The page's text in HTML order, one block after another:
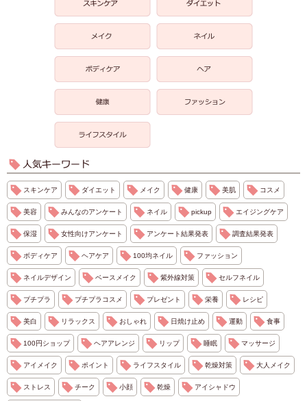
スキンケア ダイエット メイク 健康 美肌 コスメ
美容 みんなのアンケート ネイル pickup エイジングケア
保湿 女性向けアンケート アンケート結果発表 調査結果発表
ボディケア ヘアケア 100均ネイル ファッション
ネイルデザイン ベースメイク 紫外線対策 セルフネイル
プチプラ プチプラコスメ プレゼント 栄養 レシピ
美白 リラックス おしゃれ 日焼け止め 運動 食事
100円ショップ ヘアアレンジ リップ 睡眠 マッサージ
アイメイク ポイント ライフスタイル 乾燥対策 大人メイク
ストレス チーク 小顔 乾燥 アイシャドウ